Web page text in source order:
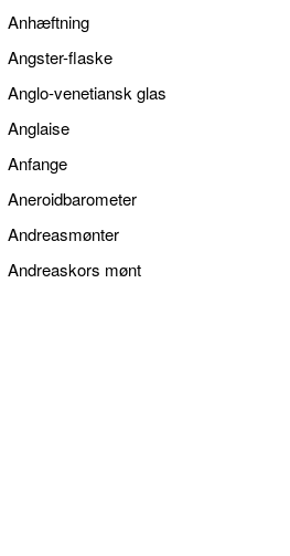
Anhæftning
Angster-flaske
Anglo-venetiansk glas
Anglaise
Anfange
Aneroidbarometer
Andreasmønter
Andreaskors mønt